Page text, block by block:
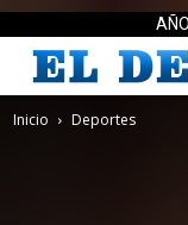
Inicio Deportes